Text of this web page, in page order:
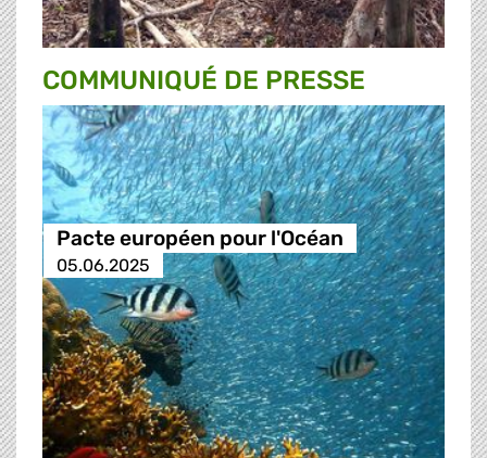
COMMUNIQUÉ DE PRESSE
Pacte européen pour l'Océan
05.06.2025